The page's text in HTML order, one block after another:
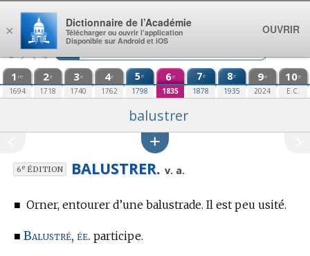
Aller au contenu
1 re
1694
2e
1718
3e
1740
4e
1762
5e
1798
6e
1835
7e
1878
8e
1935
9e
2024
10e
E.C.
balustrer
6eÉDITION BALUSTRER. v. a.
■ Orner, entourer d’une balustrade. Il est peu usité.
■ Balustré, ée. participe.
×
Dictionnaire de l’Académie
Télécharger ou ouvrir l’application
Disponible sur Android et iOS
OUVRIR